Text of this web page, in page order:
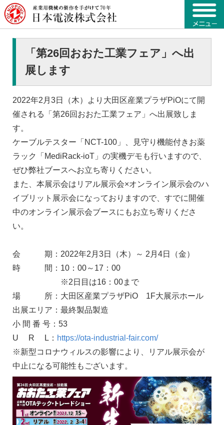
「第26回おおた工業フェア」へ出
展します
2022年2月3日（木）より大田区産業プラザPiOにて開
催される「第26回おおた工業フェア」へ出展致しま
す。
ケーブルテスター「NCT-100」、見守り機能付きお薬
ラック「MediRack-ioT」の実機デモも行いますので、
ぜひ弊社ブースへお立ち寄りください。
また、本展示会はリアル展示会×オンライン展示会のハ
イブリット展示会になっておりますので、すでに開催
中のオンライン展示会ブースにもお立ち寄りくださ
い。
会 期：2022年2月3日（木）～ 2月4日（金）
時 間：10：00～17：00
※2日目は16：00まで
場 所：大田区産業プラザPiO 1F大展示ホール
出展エリア：最終製品製造
小 間 番 号：53
U R L： https://ota-industrial-fair.com/
※新型コロナウィルスの影響により、リアル展示会が
中止になる可能性もございます。